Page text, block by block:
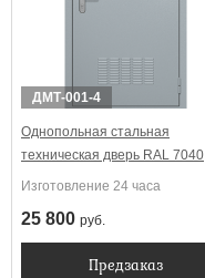
ДМТ-001-4
Однопольная стальная
техническая дверь RAL 7040
(вентиляция)
Изготовление 24 часа
25 800 руб.
Предзаказ